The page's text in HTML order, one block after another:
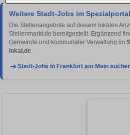
Weitere Stadt-Jobs im Spezialportal
Die Stellenangebote auf diesem lokalen
Stellenmarkt.de bereitgestellt. Ergänzend
Gemeinde und kommunaler Verwaltung im
lokal.de
Stadt-Jobs in Frankfurt am Main